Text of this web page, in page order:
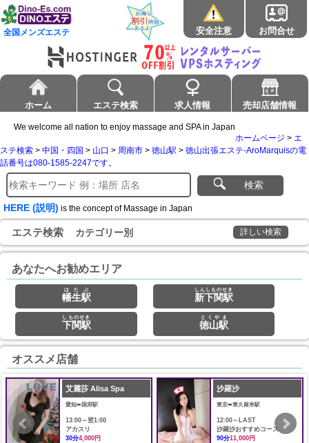
全国メンズエステ 安全注意 お問合せ
ホーム エステ検索 求人情報 売却店舗情報
We welcome all nation to enjoy massage and SPA in Japan
ホームページ > エ
ステ検索 > 中国・四国 > 山口 > 周南市 > 徳山駅 > 徳山出張エステ-AroMarquisの電
話番号は080-1585-2247です。
検索
HERE (説明) is the concept of Massage in Japan
エステ検索 カテゴリー別 詳しい検索
あなたへお勧めエリア
幡生駅
はたぶ
新下関駅
しんしものせき
下関駅
しものせき
徳山駅
とくやま
オススメ店舗
艾麗莎 Alisa Spa
愛知➠国府駅
13:00～翌1:00
アカスリ
30分4,000円
沙羅沙
東京➠東久留米駅
12:00～LAST
沙羅沙おすすめコース
90分11,000円